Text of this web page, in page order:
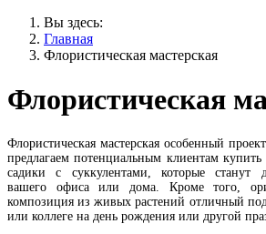
Вы здесь:
Главная
Флористическая мастерская
Флористическая
Флористическая мастерская особенный
предлагаем потенциальным клиентам
садики с суккулентами, которые станут
вашего офиса или дома. Кроме того,
композиция из живых растений отличный
или коллеге на день рождения или другой